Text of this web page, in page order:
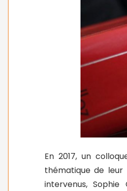
En 2017, un
thématique de leur
intervenus,